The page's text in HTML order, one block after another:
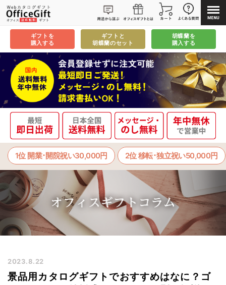
ギフトを
購入する
ギフトと
胡蝶蘭のセット
胡蝶蘭を
購入する
1位 開業･開院祝い30,000円 2位 移転･独立祝い50,000円
2023.8.22
景品用カタログギフトでおすすめはなに？ゴ